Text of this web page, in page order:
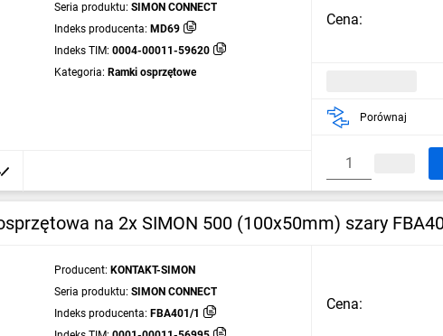
Seria produktu: SIMON CONNECT
Indeks producenta: MD69
Indeks TIM: 0004-00011-59620
Kategoria: Ramki osprzętowe
Cena:
Porównaj
na 2x SIMON 500 (100x50mm) szary
Producent: KONTAKT-SIMON
Seria produktu: SIMON CONNECT
Indeks producenta: FBA401/1
Cena: